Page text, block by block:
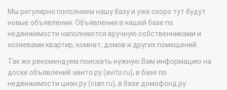
Мы регулярно пополняем нашу базу и уже скоро тут будут
новые объявления. Объявления в нашей базе по
недвижимости наполняются вручную собственниками и
хозяевами квартир, комнат, домов и других помещений.
Так же рекомендуем поискать нужную Вам информацию на
доске объявлений авито.ру (avito.ru), в базе по
недвижимости циан.ру (cian.ru), в базе домофонд.ру